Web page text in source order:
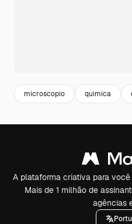
microscopio quimica
A plataforma criativa para
Mais de 1 milhão de
agências